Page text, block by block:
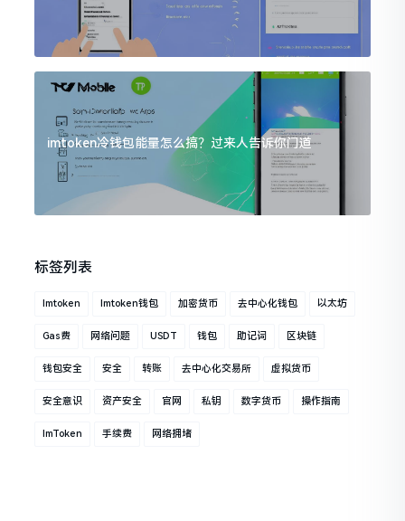
imtoken冷钱包能量怎么搞？过来人告诉你门道
标签列表
Imtoken Imtoken钱包 加密货币 去中心化钱包 以太坊
Gas费 网络问题 USDT 钱包 助记词 区块链
钱包安全 安全 转账 去中心化交易所 虚拟货币
安全意识 资产安全 官网 私钥 数字货币 操作指南
ImToken 手续费 网络拥堵